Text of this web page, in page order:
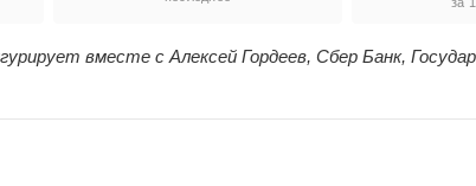
вместе с Алексей Гордеев, Сбер Банк,